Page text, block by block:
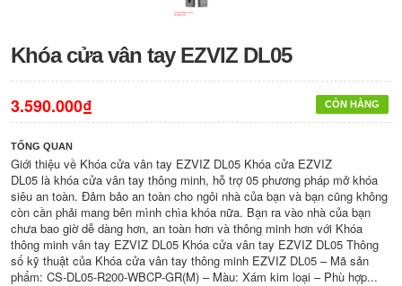
Khóa cửa vân tay EZVIZ DL05
CÒN HÀNG
3.590.000₫
TỔNG QUAN
Giới thiệu về Khóa cửa vân tay EZVIZ DL05 Khóa cửa EZVIZ
DL05 là khóa cửa vân tay thông minh, hỗ trợ 05 phương pháp mở khóa
siêu an toàn. Đảm bảo an toàn cho ngôi nhà của bạn và bạn cũng không
còn cần phải mang bên mình chìa khóa nữa. Bạn ra vào nhà của bạn
chưa bao giờ dễ dàng hơn, an toàn hơn và thông minh hơn với Khóa
thông minh vân tay EZVIZ DL05 Khóa cửa vân tay EZVIZ DL05 Thông
số kỹ thuật của Khóa cửa vân tay thông minh EZVIZ DL05 – Mã sản
phẩm: CS-DL05-R200-WBCP-GR(M) – Màu: Xám kim loại – Phù hợp...